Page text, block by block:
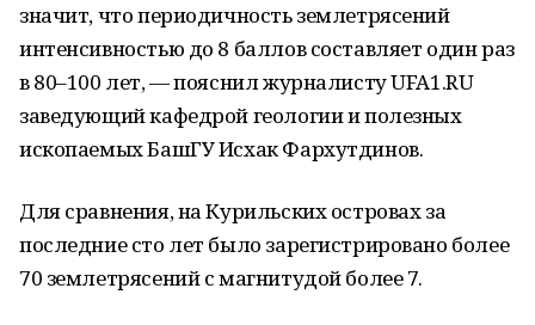
значит, что периодичность землетрясений
интенсивностью до 8 баллов составляет один раз
в 80–100 лет, — пояснил журналисту UFA1.RU
заведующий кафедрой геологии и полезных
ископаемых БашГУ Исхак Фархутдинов.
Для сравнения, на Курильских островах за
последние сто лет было зарегистрировано более
70 землетрясений с магнитудой более 7.